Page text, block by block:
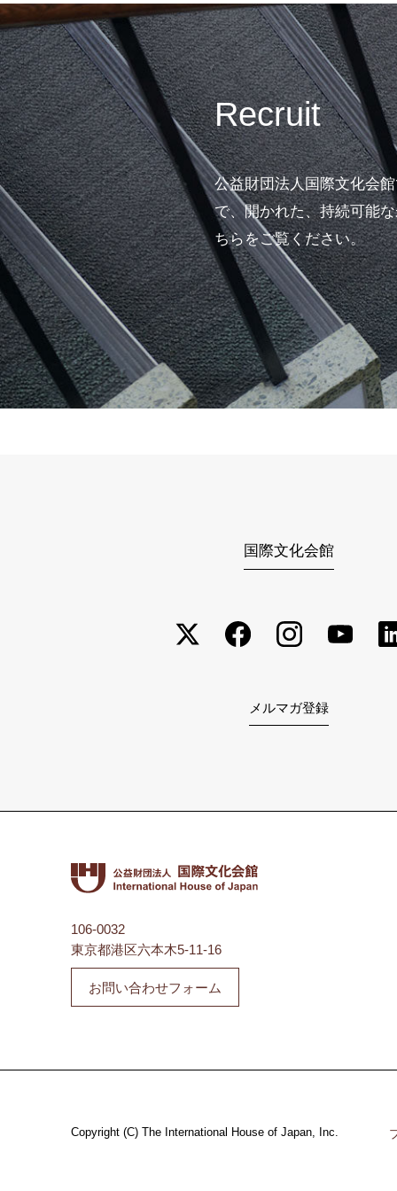
Recruit
公益財団法人国際文化会
で、開かれた、持続可能
ちらをご覧ください。
国際文化会館
メルマガ登録
106-0032
東京都港区六本木5-11-16
お問い合わせフォーム
Copyright (C) The International House of Japan, Inc.